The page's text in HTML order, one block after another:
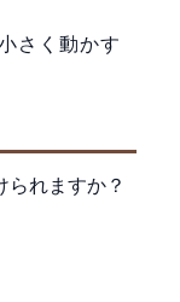
さく動かす
られますか？